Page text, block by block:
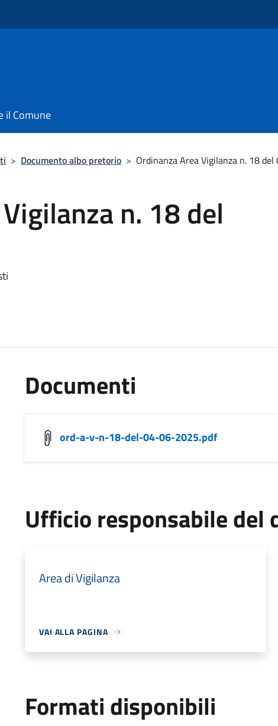
il Comune
> Documento albo pretorio > Ordinanza Area Vigilanza n. 18
n. 18 del
Documenti
ord-a-v-n-18-del-04-06-2025.pdf
Ufficio responsabile del
Area di Vigilanza
VAI ALLA PAGINA
Formati disponibili